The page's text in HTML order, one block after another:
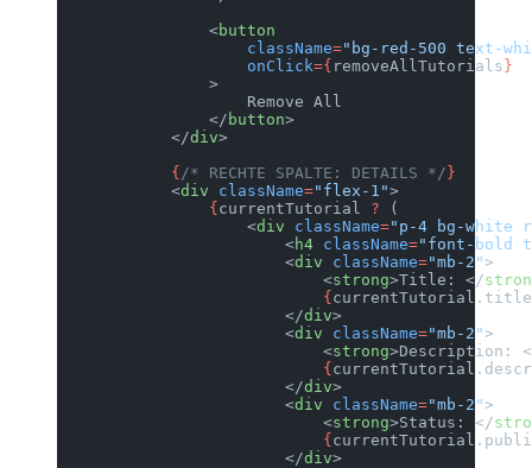
                <
button
                    className
="bg-red-500 text-
                    onClick
={ removeAllTutorials }
                >
                    Remove All
                </
button>
            </
div>
            {
/* RECHTE SPALTE: DETAILS */ }
            <
div className="flex-1">
                {
currentTutorial ? (
                    <
div className="p-4 bg-white
                        <
h4 className="font-bold
                        <
div className="mb-2">
                            <
strong>Title: </
                            {
currentTutorial.title
                        </
div>
                        <
div className="mb-2">
                            <
strong>Description:
                            {
                        </
div>
                        <
div className="mb-2">
                            <
strong>Status: </
                            {
                        </
div>